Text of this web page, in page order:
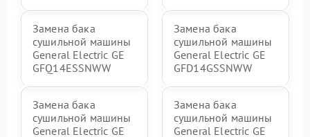
Замена бака
сушильной машины
General Electric GE
GFQ14ESSNWW
Замена бака
сушильной машины
General Electric GE
GFD14GSSNWW
Замена бака
сушильной машины
General Electric GE
Замена бака
сушильной машины
General Electric GE